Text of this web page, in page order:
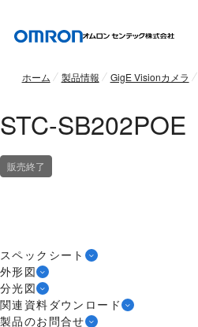
ホーム 製品情報 GigE Visionカメラ
STC-SB202POE
販売終了
スペックシート
外形図
分光図
関連資料ダウンロード
製品のお問合せ